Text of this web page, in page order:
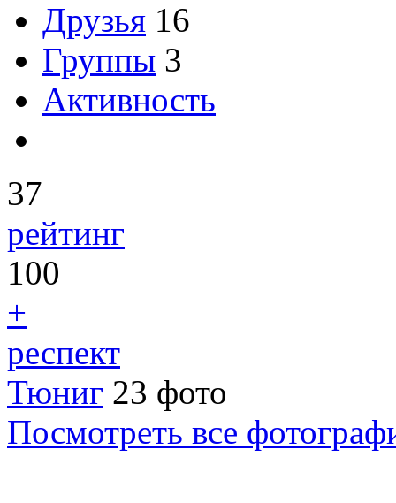
Друзья 16
Группы 3
Активность
37
рейтинг
100
+
респект
Тюниг 23 фото
Посмотреть все